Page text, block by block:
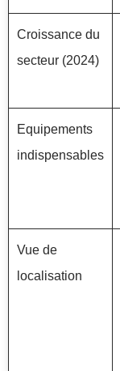
Croissance du
secteur (2024)
Equipements
indispensables
Vue de
localisation